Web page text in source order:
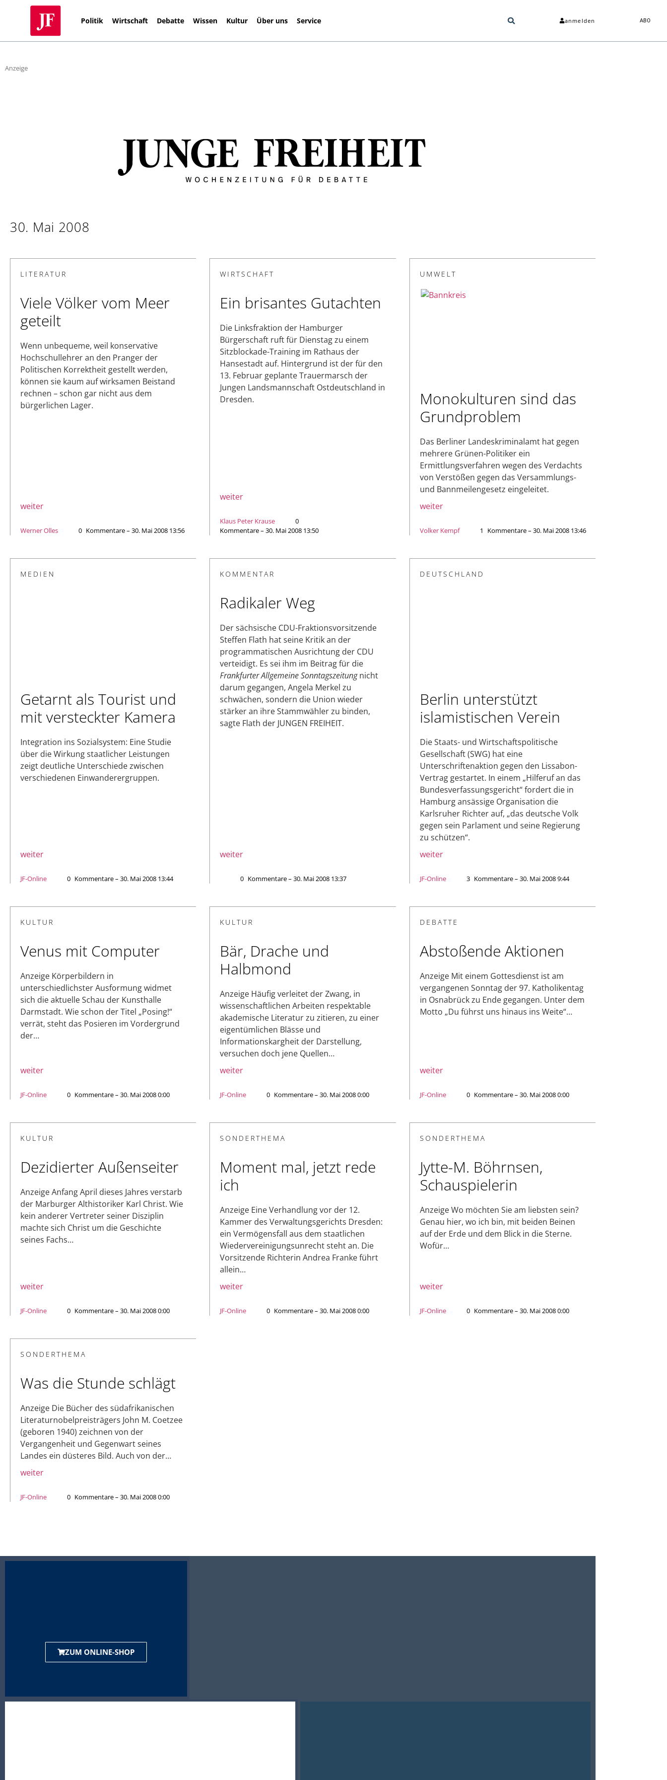
Politik Wirtschaft Debatte Wissen Kultur Über uns Service anmelden ABO
Anzeige
30. Mai 2008
LITERATUR
Viele Völker vom Meer
geteilt
Wenn unbequeme, weil konservative
Hochschullehrer an den Pranger der
Politischen Korrektheit gestellt werden,
können sie kaum auf wirksamen Beistand
rechnen – schon gar nicht aus dem
bürgerlichen Lager.
weiter
Werner Olles 0 Kommentare – 30. Mai 2008 13:56
WIRTSCHAFT
Ein brisantes Gutachten
Die Linksfraktion der Hamburger
Bürgerschaft ruft für Dienstag zu einem
Sitzblockade-Training im Rathaus der
Hansestadt auf. Hintergrund ist der für den
13. Februar geplante Trauermarsch der
Jungen Landsmannschaft Ostdeutschland in
Dresden.
weiter
Klaus Peter Krause
0
Kommentare – 30. Mai 2008 13:50
UMWELT
Monokulturen sind das
Grundproblem
Das Berliner Landeskriminalamt hat gegen
mehrere Grünen-Politiker ein
Ermittlungsverfahren wegen des Verdachts
von Verstößen gegen das Versammlungs-
und Bannmeilengesetz eingeleitet.
weiter
Volker Kempf 1 Kommentare – 30. Mai 2008 13:46
MEDIEN
Getarnt als Tourist und
mit versteckter Kamera
Integration ins Sozialsystem: Eine Studie
über die Wirkung staatlicher Leistungen
zeigt deutliche Unterschiede zwischen
verschiedenen Einwanderergruppen.
weiter
JF-Online 0 Kommentare – 30. Mai 2008 13:44
KOMMENTAR
Radikaler Weg
Der sächsische CDU-Fraktionsvorsitzende
Steffen Flath hat seine Kritik an der
programmatischen Ausrichtung der CDU
verteidigt. Es sei ihm im Beitrag für die
Frankfurter Allgemeine Sonntagszeitungnicht
darum gegangen, Angela Merkel zu
schwächen, sondern die Union wieder
stärker an ihre Stammwähler zu binden,
sagte Flath der JUNGEN FREIHEIT.
weiter
0 Kommentare – 30. Mai 2008 13:37
DEUTSCHLAND
Berlin unterstützt
islamistischen Verein
Die Staats- und Wirtschaftspolitische
Gesellschaft (SWG) hat eine
Unterschriftenaktion gegen den Lissabon-
Vertrag gestartet. In einem „Hilferuf an das
Bundesverfassungsgericht“ fordert die in
Hamburg ansässige Organisation die
Karlsruher Richter auf, „das deutsche Volk
gegen sein Parlament und seine Regierung
zu schützen“.
weiter
JF-Online 3 Kommentare – 30. Mai 2008 9:44
KULTUR
Venus mit Computer
Anzeige Körperbildern in
unterschiedlichster Ausformung widmet
sich die aktuelle Schau der Kunsthalle
Darmstadt. Wie schon der Titel „Posing!“
verrät, steht das Posieren im Vordergrund
der…
weiter
JF-Online 0 Kommentare – 30. Mai 2008 0:00
KULTUR
Bär, Drache und
Halbmond
Anzeige Häufig verleitet der Zwang, in
wissenschaftlichen Arbeiten respektable
akademische Literatur zu zitieren, zu einer
eigentümlichen Blässe und
Informationskargheit der Darstellung,
versuchen doch jene Quellen…
weiter
JF-Online 0 Kommentare – 30. Mai 2008 0:00
DEBATTE
Abstoßende Aktionen
Anzeige Mit einem Gottesdienst ist am
vergangenen Sonntag der 97. Katholikentag
in Osnabrück zu Ende gegangen. Unter dem
Motto „Du führst uns hinaus ins Weite“…
weiter
JF-Online 0 Kommentare – 30. Mai 2008 0:00
KULTUR
Dezidierter Außenseiter
Anzeige Anfang April dieses Jahres verstarb
der Marburger Althistoriker Karl Christ. Wie
kein anderer Vertreter seiner Disziplin
machte sich Christ um die Geschichte
seines Fachs…
weiter
JF-Online 0 Kommentare – 30. Mai 2008 0:00
SONDERTHEMA
Moment mal, jetzt rede
ich
Anzeige Eine Verhandlung vor der 12.
Kammer des Verwaltungsgerichts Dresden:
ein Vermögensfall aus dem staatlichen
Wiedervereinigungsunrecht steht an. Die
Vorsitzende Richterin Andrea Franke führt
allein…
weiter
JF-Online 0 Kommentare – 30. Mai 2008 0:00
SONDERTHEMA
Jytte-M. Böhrnsen,
Schauspielerin
Anzeige Wo möchten Sie am liebsten sein?
Genau hier, wo ich bin, mit beiden Beinen
auf der Erde und dem Blick in die Sterne.
Wofür…
weiter
JF-Online 0 Kommentare – 30. Mai 2008 0:00
SONDERTHEMA
Was die Stunde schlägt
Anzeige Die Bücher des südafrikanischen
Literaturnobelpreisträgers John M. Coetzee
(geboren 1940) zeichnen von der
Vergangenheit und Gegenwart seines
Landes ein düsteres Bild. Auch von der…
weiter
JF-Online 0 Kommentare – 30. Mai 2008 0:00
ZUM ONLINE-SHOP